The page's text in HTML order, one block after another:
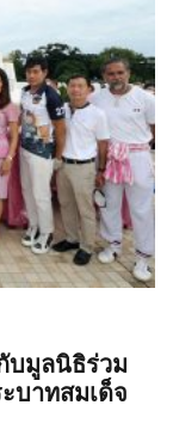
บมูลนิธิร่วม
บาทสมเด็จ